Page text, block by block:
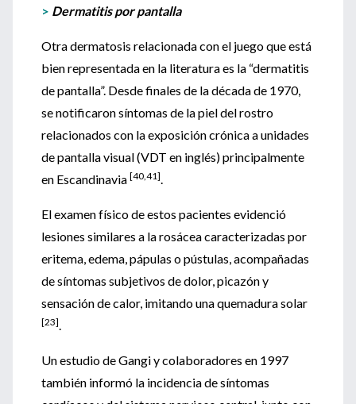
> Dermatitis por pantalla
Otra dermatosis relacionada con el juego que está
bien representada en la literatura es la “dermatitis
de pantalla”. Desde finales de la década de 1970,
se notificaron síntomas de la piel del rostro
relacionados con la exposición crónica a unidades
de pantalla visual (VDT en inglés) principalmente
en Escandinavia [40,41].
El examen físico de estos pacientes evidenció
lesiones similares a la rosácea caracterizadas por
eritema, edema, pápulas o pústulas, acompañadas
de síntomas subjetivos de dolor, picazón y
sensación de calor, imitando una quemadura solar
[23].
Un estudio de Gangi y colaboradores en 1997
también informó la incidencia de síntomas